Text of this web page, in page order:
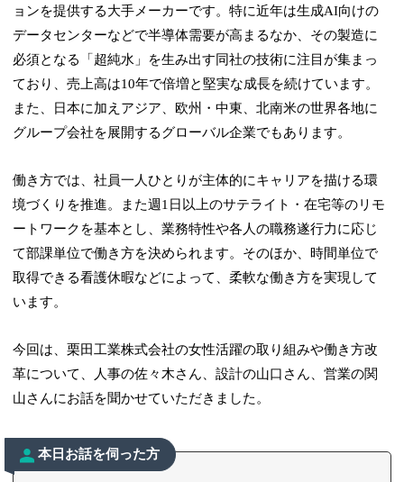
ョンを提供する大手メーカーです。特に近年は生成AI向けの
データセンターなどで半導体需要が高まるなか、その製造に
必須となる「超純水」を生み出す同社の技術に注目が集まっ
ており、売上高は10年で倍増と堅実な成長を続けています。
また、日本に加えアジア、欧州・中東、北南米の世界各地に
グループ会社を展開するグローバル企業でもあります。
働き方では、社員一人ひとりが主体的にキャリアを描ける環
境づくりを推進。また週1日以上のサテライト・在宅等のリモ
ートワークを基本とし、業務特性や各人の職務遂行力に応じ
て部課単位で働き方を決められます。そのほか、時間単位で
取得できる看護休暇などによって、柔軟な働き方を実現して
います。
今回は、栗田工業株式会社の女性活躍の取り組みや働き方改
革について、人事の佐々木さん、設計の山口さん、営業の関
山さんにお話を聞かせていただきました。
本日お話を伺った方